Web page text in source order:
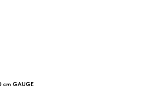
cm GAUGE